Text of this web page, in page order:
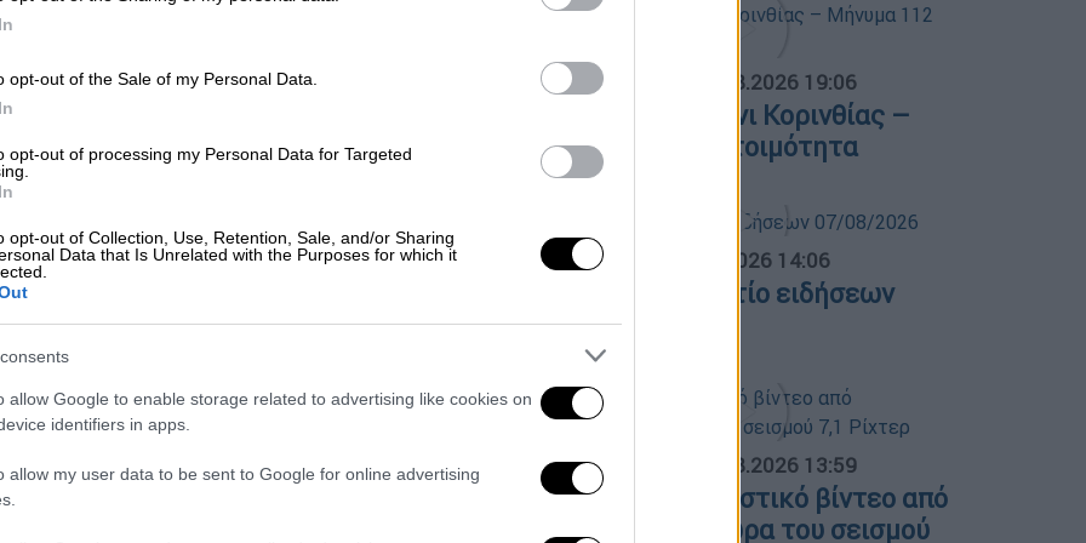
opt-out of the Sale of my Personal Data.
opt-out of processing my Personal Data for Targeted
opt-out of Collection, Use, Retention, Sale, and/or Sharing
Data that Is Unrelated with the Purposes for which it
allow Google to enable storage related to advertising like cookies on
identifiers in apps.
allow my user data to be sent to Google for online advertising
Φυτόπουλος ολοτροπικές αναπνοές
ΑΠΟΣΠΑΣΜΑΤΑ... 07.08.2026 19:06
Φωτιά στο Στεφάνι Κορινθίας –
Μήνυμα 112 για ετοιμότητα
Μεσημεριανό... 07.08.2026 14:06
Μεσημεριανό δελτίο ειδήσεων
07/08/2026
ΑΠΟΣΠΑΣΜΑΤΑ... 07.08.2026 13:59
Ιαπωνία: Συγκλονιστικό βίντεο από
χειρουργείο την ώρα του σεισμού